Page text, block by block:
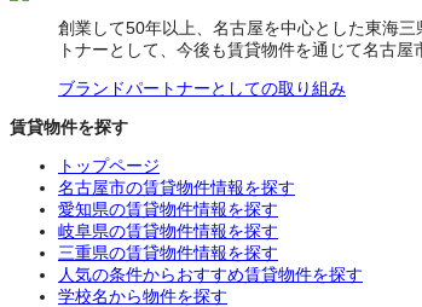
創業して50年以上、名古屋を中心とした東海
トナーとして、今後も賃貸物件を通じて名古
ブランドパートナーとしての取り組み
賃貸物件を探す
トップページ
名古屋市の賃貸物件情報を探す
愛知県の賃貸物件情報を探す
岐阜県の賃貸物件情報を探す
三重県の賃貸物件情報を探す
人気の条件からおすすめ賃貸物件を探す
学校名から物件を探す